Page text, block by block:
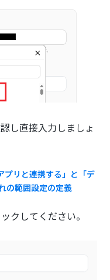
し直接入力しましょ
プリと連携する」と「デ
の範囲設定の定義
クしてください。